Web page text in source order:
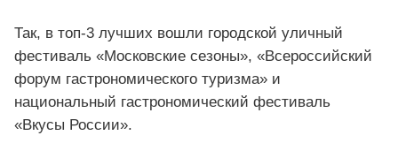
Так, в топ-3 лучших вошли городской уличный
фестиваль «Московские сезоны», «Всероссийский
форум гастрономического туризма» и
национальный гастрономический фестиваль
«Вкусы России».